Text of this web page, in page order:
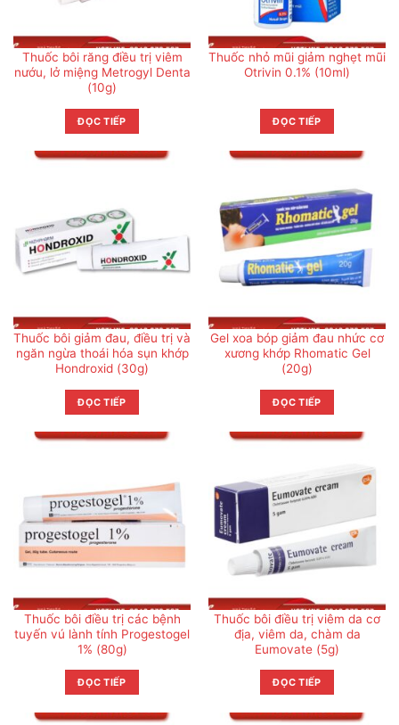
Thuốc bôi răng điều trị viêm
nướu, lở miệng Metrogyl Denta
(10g)
ĐỌC TIẾP
Thuốc nhỏ mũi giảm nghẹt mũi
Otrivin 0.1% (10ml)
ĐỌC TIẾP
Thuốc bôi giảm đau, điều trị và
ngăn ngừa thoái hóa sụn khớp
Hondroxid (30g)
ĐỌC TIẾP
Gel xoa bóp giảm đau nhức cơ
xương khớp Rhomatic Gel
(20g)
ĐỌC TIẾP
Thuốc bôi điều trị các bệnh
tuyến vú lành tính Progestogel
1% (80g)
ĐỌC TIẾP
Thuốc bôi điều trị viêm da cơ
địa, viêm da, chàm da
Eumovate (5g)
ĐỌC TIẾP